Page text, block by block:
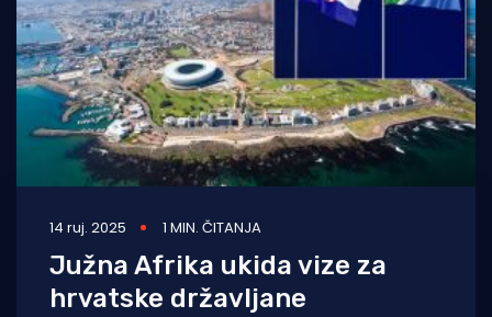
14 ruj. 2025 1 MIN. ČITANJA
Južna Afrika ukida vize za
hrvatske državljane